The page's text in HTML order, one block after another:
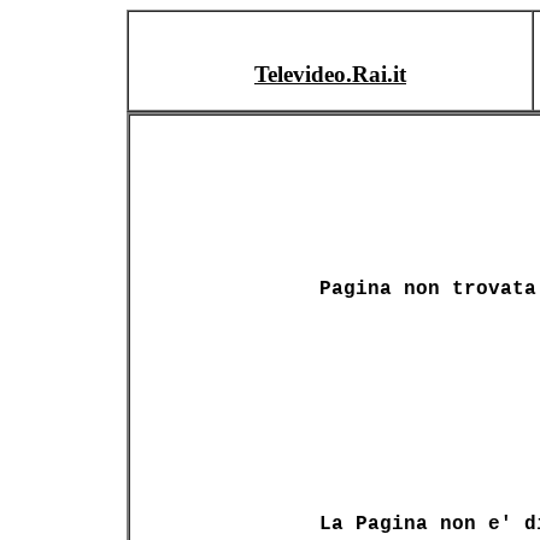
Televideo.Rai.it
Pagina non trovata
La Pagina non e'